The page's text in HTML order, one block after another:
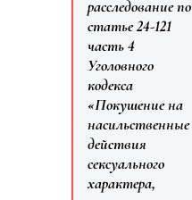
расследование по
статье 24-121
часть 4
Уголовного
кодекса
«Покушение на
насильственные
действия
сексуального
характера,